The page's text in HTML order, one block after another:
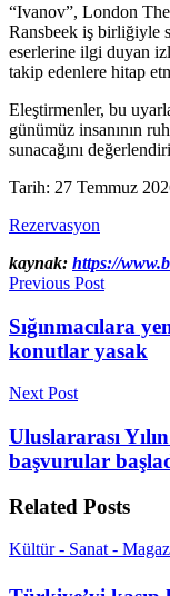
“Ivanov”, London
Ransbeek iş birliğiyle
eserlerine ilgi duyan
takip edenlere hitap
Eleştirmenler, bu
günümüz insanının
sunacağını
Tarih: 27 Temmuz
Rezervasyon
kaynak: https://
Previous Post
Sığınmacılara
konutlar yasak
Next Post
Uluslararası
başvurular
Related Posts
Kültür - Sanat -